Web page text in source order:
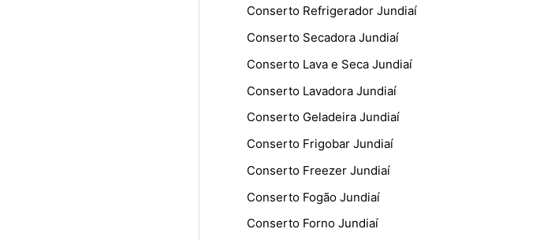
Conserto Refrigerador Jundiaí
Conserto Secadora Jundiaí
Conserto Lava e Seca Jundiaí
Conserto Lavadora Jundiaí
Conserto Geladeira Jundiaí
Conserto Frigobar Jundiaí
Conserto Freezer Jundiaí
Conserto Fogão Jundiaí
Conserto Forno Jundiaí